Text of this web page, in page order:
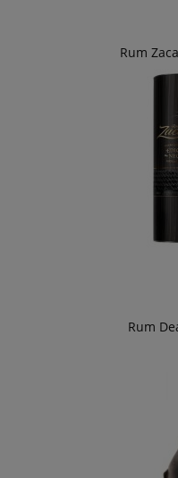
Rum
Rum